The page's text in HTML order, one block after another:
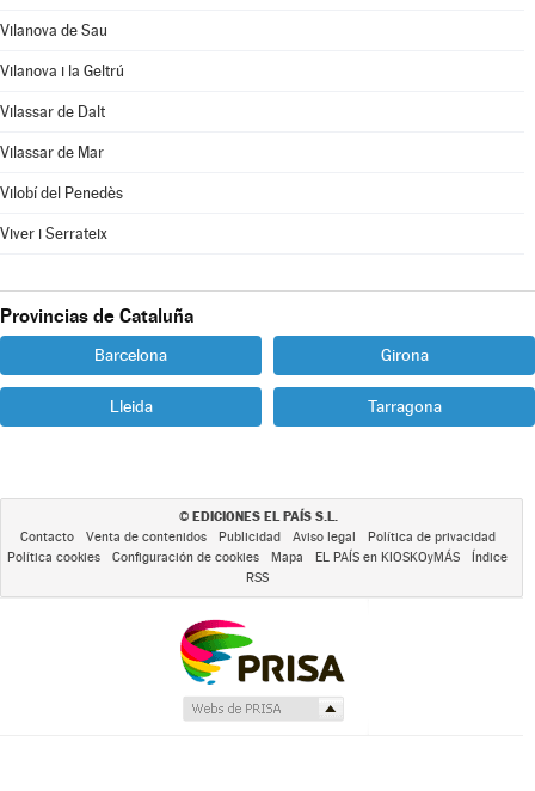
Vilanova de Sau
Vilanova i la Geltrú
Vilassar de Dalt
Vilassar de Mar
Vilobí del Penedès
Viver i Serrateix
Provincias de Cataluña
Barcelona Girona
Lleida Tarragona
© EDICIONES EL PAÍS S.L.
Contacto Venta de contenidos Publicidad Aviso legal
Política de privacidad
Política cookies
Configuración de cookies Mapa EL PAÍS en KIOSKOyMÁS
Índice
RSS